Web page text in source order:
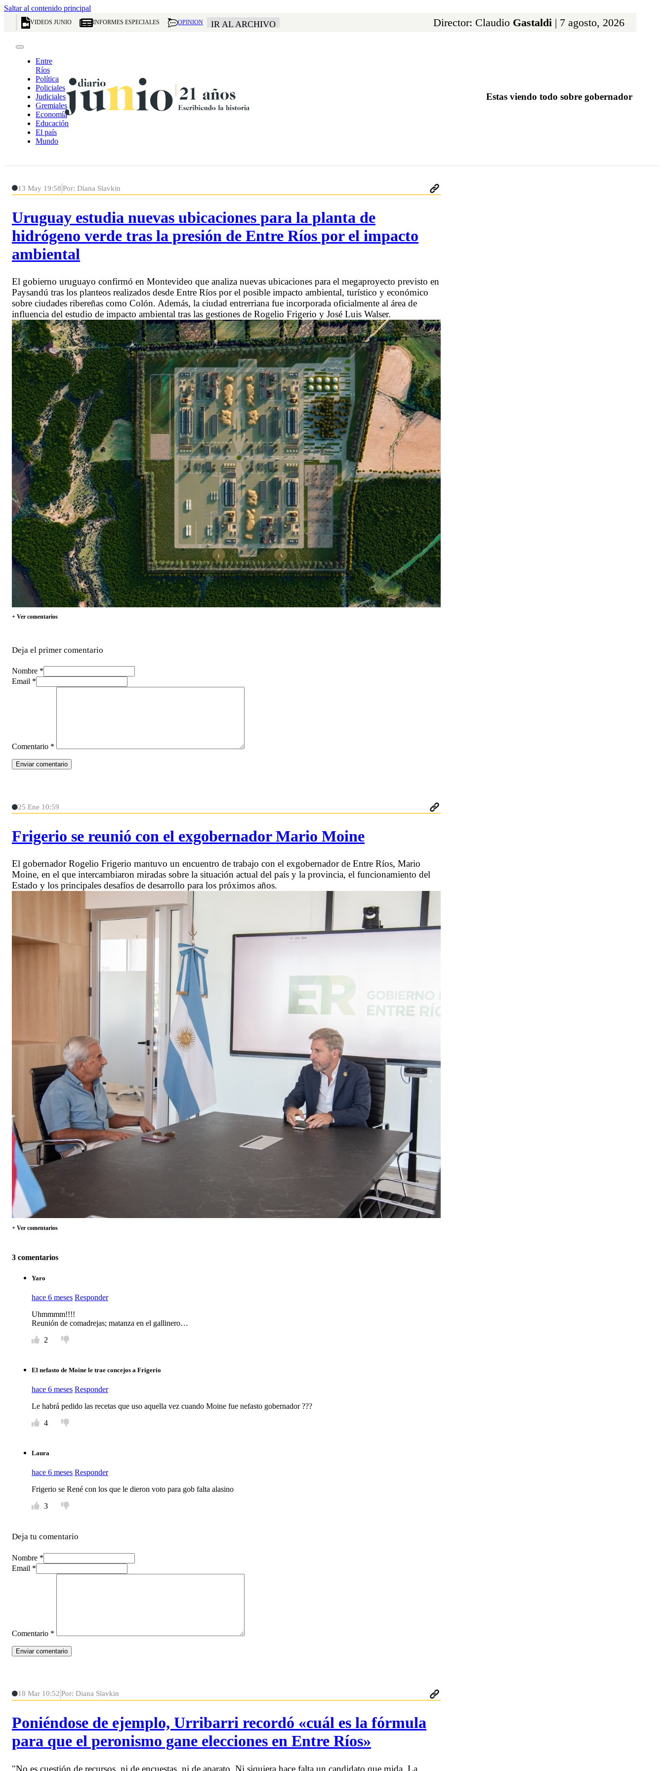
Saltar al contenido principal
VIDEOS JUNIO INFORMES ESPECIALES OPINION IR AL ARCHIVO Director: Claudio Gastaldi | 7 agosto, 2026
Entre
Ríos
Política
Policiales
Judiciales
Gremiales
Economía
Educación
El país
Mundo
Estas viendo todo sobre gobernador
13 May 19:58 Por: Diana Slavkin
Uruguay estudia nuevas ubicaciones para la planta de
hidrógeno verde tras la presión de Entre Ríos por el impacto
ambiental
El gobierno uruguayo confirmó en Montevideo que analiza nuevas ubicaciones para el megaproyecto previsto en
Paysandú tras los planteos realizados desde Entre Ríos por el posible impacto ambiental, turístico y económico
sobre ciudades ribereñas como Colón. Además, la ciudad entrerriana fue incorporada oficialmente al área de
influencia del estudio de impacto ambiental tras las gestiones de Rogelio Frigerio y José Luis Walser.
+ Ver comentarios
Deja el primer comentario
Nombre *
Email *
Comentario *
25 Ene 10:59
Frigerio se reunió con el exgobernador Mario Moine
El gobernador Rogelio Frigerio mantuvo un encuentro de trabajo con el exgobernador de Entre Ríos, Mario
Moine, en el que intercambiaron miradas sobre la situación actual del país y la provincia, el funcionamiento del
Estado y los principales desafíos de desarrollo para los próximos años.
+ Ver comentarios
3 comentarios
Yaro
hace 6 meses Responder
Uhmmmm!!!!
Reunión de comadrejas; matanza en el gallinero…
2
El nefasto de Moine le trae concejos a Frigerio
hace 6 meses Responder
Le habrá pedido las recetas que uso aquella vez cuando Moine fue nefasto gobernador ???
4
Laura
hace 6 meses Responder
Frigerio se René con los que le dieron voto para gob falta alasino
3
Deja tu comentario
Nombre *
Email *
Comentario *
18 Mar 10:52 Por: Diana Slavkin
Poniéndose de ejemplo, Urribarri recordó «cuál es la fórmula
para que el peronismo gane elecciones en Entre Ríos»
"No es cuestión de recursos, ni de encuestas, ni de aparato. Ni siquiera hace falta un candidato que mida. La